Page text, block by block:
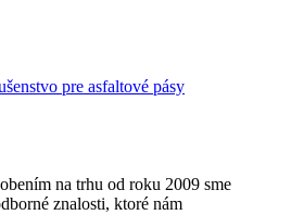
pre asfaltové pásy
na trhu od roku 2009 sme
znalosti, ktoré nám